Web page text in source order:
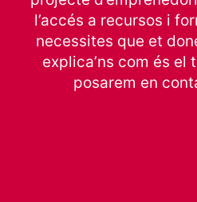
l’accés a recursos i
necessites que et
explica’ns com és el
posarem en